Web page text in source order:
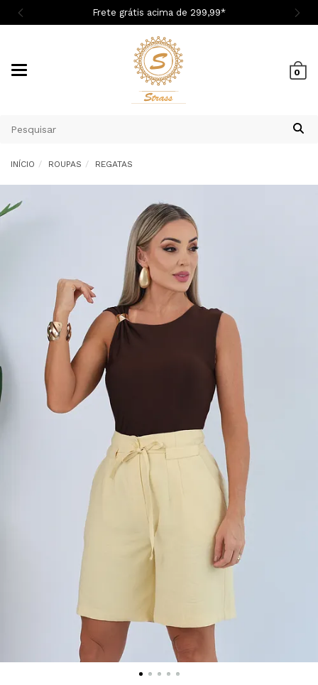
Frete grátis acima de 299,9 9*
0
INÍCIO ROUPAS REGATAS